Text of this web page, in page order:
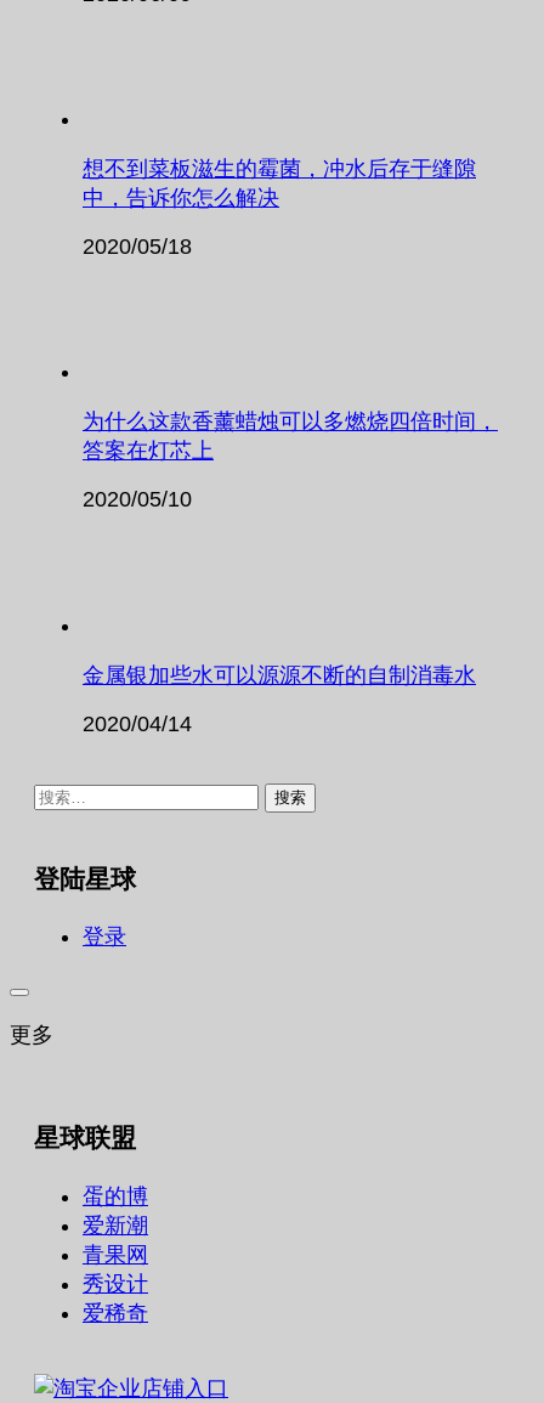
想不到菜板滋生的霉菌，冲水后存于缝隙
中，告诉你怎么解决
2020/05/18
为什么这款香薰蜡烛可以多燃烧四倍时间，
答案在灯芯上
2020/05/10
金属银加些水可以源源不断的自制消毒水
2020/04/14
搜
登陆星球
登录
更多
星球联盟
蛋的博
爱新潮
青果网
秀设计
爱稀奇